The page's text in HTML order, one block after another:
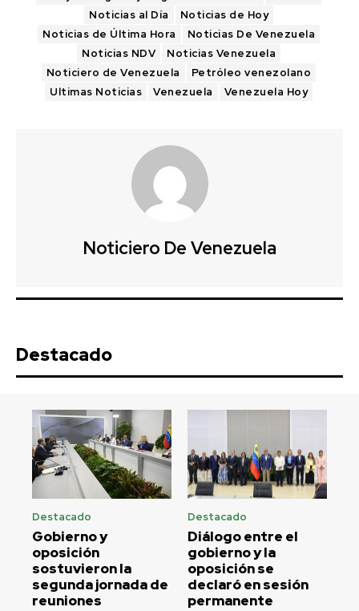
Noticias al Día
Noticias de Hoy
Noticias de Última Hora
Noticias De Venezuela
Noticias NDV
Noticias Venezuela
Noticiero de Venezuela
Petróleo venezolano
Ultimas Noticias
Venezuela Venezuela Hoy
Noticiero De Venezuela
Destacado
Destacado
Gobierno y
oposición
sostuvieron la
segunda jornada de
reuniones
Destacado
Diálogo entre el
gobierno y la
oposición se
declaró en sesión
permanente